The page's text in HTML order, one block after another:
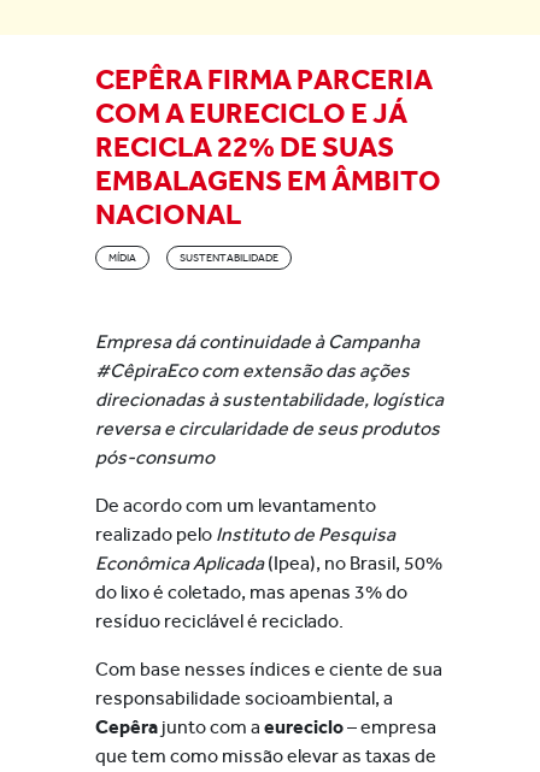
CEPÊRA FIRMA PARCERIA
COM A EURECICLO E JÁ
RECICLA 22% DE SUAS
EMBALAGENS EM ÂMBITO
NACIONAL
MÍDIA SUSTENTABILIDADE
Empresa dá continuidade à Campanha
#CêpiraEco com extensão das ações
direcionadas à sustentabilidade, logística
reversa e circularidade de seus produtos
pós-consumo
De acordo com um levantamento
realizado pelo Instituto de Pesquisa
Econômica Aplicada(Ipea), no Brasil, 50%
do lixo é coletado, mas apenas 3% do
resíduo reciclável é reciclado.
Com base nesses índices e ciente de sua
responsabilidade socioambiental, a
Cepêra junto com a eureciclo– empresa
que tem como missão elevar as taxas de